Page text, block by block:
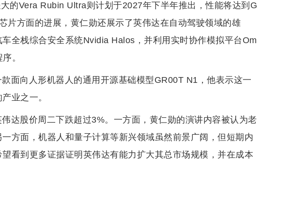
的Vera Rubin Ultra则计划于2027年下半年推出，性能将达到G
片方面的进展，黄仁勋还展示了英伟达在自动驾驶领域的雄
全栈综合安全系统Nvidia Halos，并利用实时协作模拟平台Om
。
面向人形机器人的通用开源基础模型GR00T N1，他表示这一
业之一。
达股价周二下跌超过3%。一方面，黄仁勋的演讲内容被认为老
方面，机器人和量子计算等新兴领域虽然前景广阔，但短期内
看到更多证据证明英伟达有能力扩大其总市场规模，并在成本